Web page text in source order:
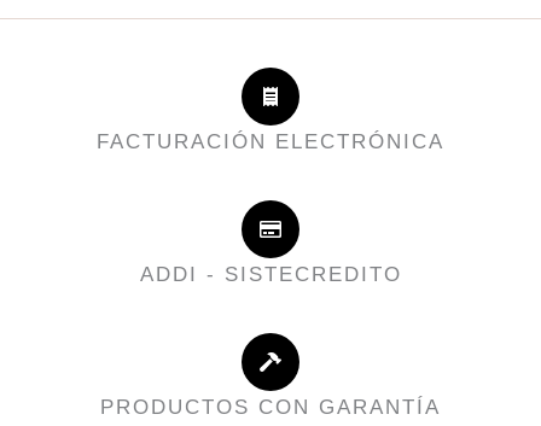
FACTURACIÓN ELECTRÓNICA
ADDI - SISTECREDITO
PRODUCTOS CON GARANTÍA